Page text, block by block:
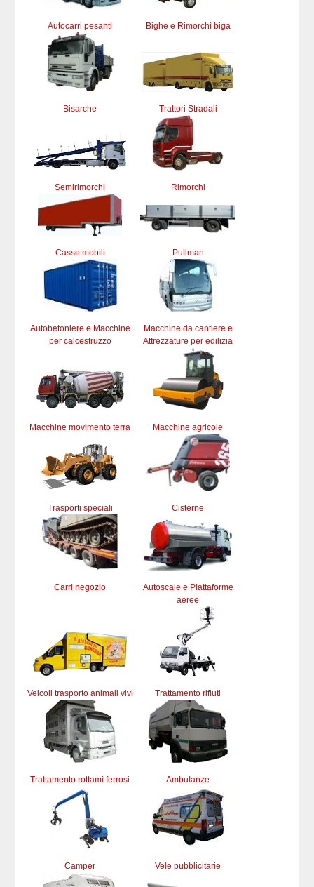
Autocarri pesanti Bighe e Rimorchi biga
Bisarche Trattori Stradali
Semirimorchi Rimorchi
Casse mobili Pullman
Autobetoniere e Macchine
per calcestruzzo
Macchine da cantiere e
Attrezzature per edilizia
Macchine movimento terra Macchine agricole
Trasporti speciali Cisterne
Carri negozio
Autoscale e Piattaforme
aeree
Veicoli trasporto animali vivi Trattamento rifiuti
Trattamento rottami ferrosi Ambulanze
Camper Vele pubblicitarie